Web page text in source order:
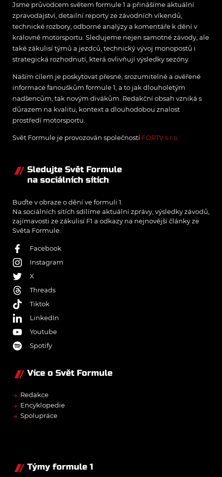
Jsme průvodcem světem formule 1 a přinášíme aktuální
zpravodajství, detailní reporty ze závodních víkendů,
technické rozbory, odborné analýzy a komentáře k dění v
královně motorsportu. Sledujeme nejen samotné závody, ale
také zákulisí týmů a jezdců, technický vývoj monopostů i
strategická rozhodnutí, která ovlivňují výsledky sezóny.
Naším cílem je poskytovat přesné, srozumitelné a ověřené
informace fanouškům formule 1, a to jak dlouholetým
nadšencům, tak novým divákům. Redakční obsah vzniká s
důrazem na kvalitu, kontext a dlouhodobou znalost
prostředí motorsportu.
Svět Formule je provozován společností FORTV s.r.o.
Sledujte Svět Formule
na sociálních sítích
Buďte v obraze o dění ve formuli 1.
Na sociálních sítích sdílíme aktuální zprávy, výsledky závodů,
zajímavosti ze zákulisí F1 a odkazy na nejnovější články ze
Světa Formule.
Facebook
Instagram
X
Threads
Tiktok
LinkedIn
Youtube
Spotify
Více o Svět Formule
→ Redakce
→ Encyklopedie
→ Spolupráce
Týmy formule 1